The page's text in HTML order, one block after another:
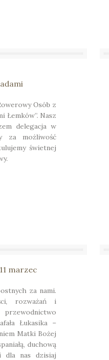
Osób z
Łemków”. Nasz
delegacja w
za możliwość
świetnej
marzec
za nami.
rozważań i
Łukasika –
Matki Bożej
duchową
dla nas dzisiaj